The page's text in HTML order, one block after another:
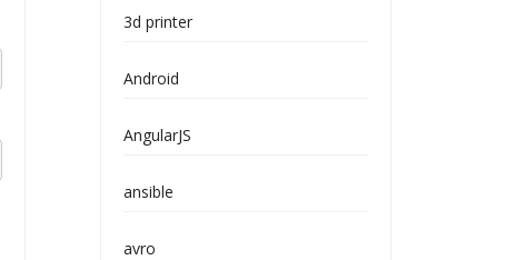
3d printer
Android
AngularJS
ansible
avro